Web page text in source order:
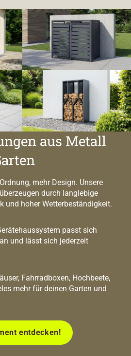
aus Metall
mehr Design. Unsere
durch langlebige
und hoher Wetterbeständigkeit.
passt sich
und lässt sich jederzeit
Fahrradboxen, Hochbeete,
mehr für deinen Garten und
entdecken!